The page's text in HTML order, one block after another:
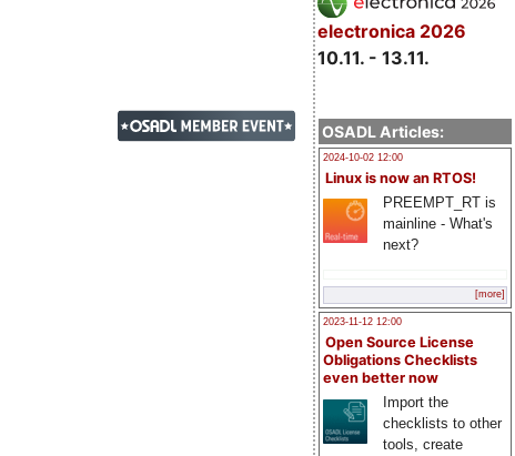
electronica 2026
10.11. - 13.11.
OSADL Articles:
2024-10-02 12:00
Linux is now an RTOS!
PREEMPT_RT is
mainline - What's
next?
[more]
2023-11-12 12:00
Open Source License
Obligations Checklists
even better now
Import the
checklists to other
tools, create